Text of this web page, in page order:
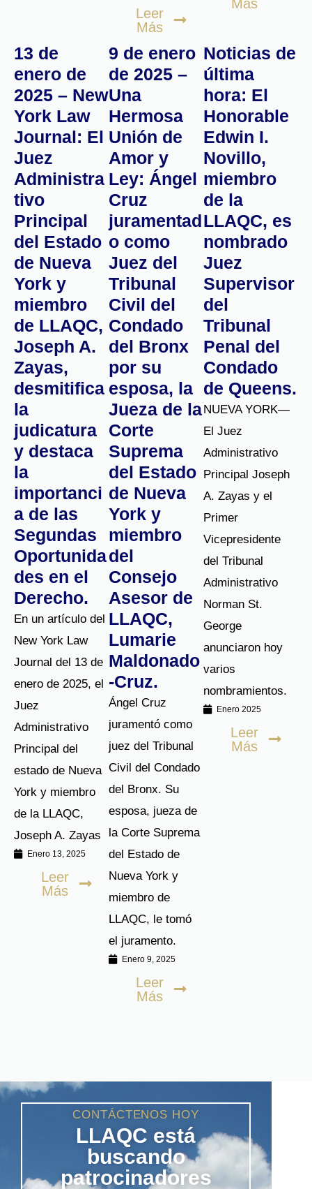
Febrero 12, 2025
Leer
Más
Leer
13 de
enero de
2025 – New
York Law
Journal: El
Juez
Administra
tivo
Principal
del Estado
de Nueva
York y
miembro
de LLAQC,
Joseph A.
Zayas,
desmitifica
la
judicatura
y destaca
la
importanci
a de las
Segundas
Oportunida
des en el
Derecho.
En un artículo del
New York Law
Journal del 13 de
enero de 2025, el
Juez
Administrativo
Principal del
estado de Nueva
York y miembro
de la LLAQC,
Joseph A. Zayas
Enero 13, 2025
Leer
9 de enero
de 2025 –
Una
Hermosa
Unión de
Amor y
Ley: Ángel
Cruz
juramentad
o como
Juez del
Tribunal
Civil del
Condado
del Bronx
por su
esposa, la
Jueza de la
Corte
Suprema
del Estado
de Nueva
York y
miembro
del
Consejo
Asesor de
LLAQC,
Lumarie
Maldonado
-Cruz.
Ángel Cruz
juramentó como
juez del Tribunal
Civil del Condado
del Bronx. Su
esposa, jueza de
la Corte Suprema
del Estado de
Nueva York y
miembro de
LLAQC, le tomó
el juramento.
Enero 9, 2025
Leer
Noticias de
última
hora: El
Honorable
Edwin I.
Novillo,
miembro
de la
LLAQC, es
nombrado
Juez
Supervisor
del
Tribunal
Penal del
Condado
de Queens.
NUEVA YORK—
El Juez
Administrativo
Principal Joseph
A. Zayas y el
Primer
Vicepresidente
del Tribunal
Administrativo
Norman St.
George
anunciaron hoy
varios
nombramientos.
Enero 2025
Leer
CONTÁCTENOS HOY
LLAQC está
buscando